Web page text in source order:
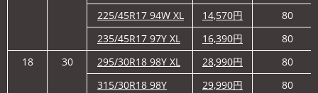
225/45R17 94W XL
14,570円
80
235/45R17 97Y XL
16,390円
80
18
30 295/30R18 98Y XL 28,990円
80
315/30R18 98Y
29,990円
80